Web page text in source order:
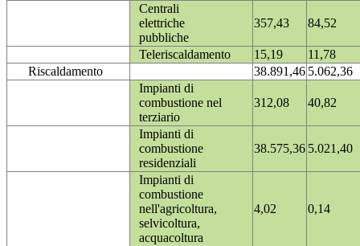
Centrali
elettriche
pubbliche
357,43 84,52
Teleriscaldamento 15,19
11,78
Riscaldamento
38.891,46 5.062,36
Impianti di
combustione nel
terziario
312,08 40,82
Impianti di
combustione
residenziali
38.575,36 5.021,40
Impianti di
combustione
nell'agricoltura,
selvicoltura,
acquacoltura
4,02 0,14